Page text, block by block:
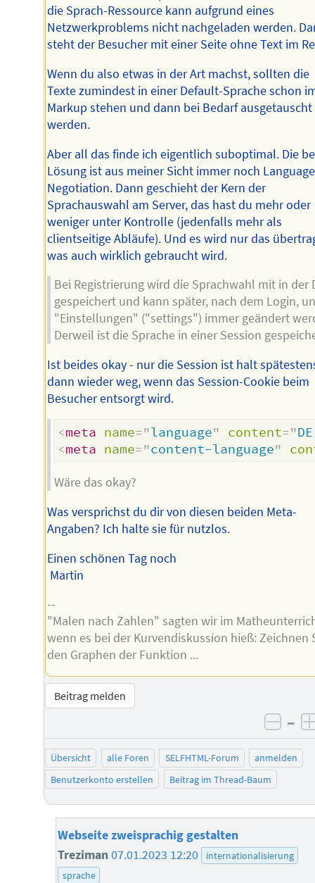
die Sprach-Ressource kann aufgrund eines
Netzwerkproblems nicht nachgeladen werden.
steht der Besucher mit einer Seite ohne Text im
Wenn du also etwas in der Art machst, sollten die
Texte zumindest in einer Default-Sprache schon
Markup stehen und dann bei Bedarf ausgetauscht
werden.
Aber all das finde ich eigentlich suboptimal. Die
Lösung ist aus meiner Sicht immer noch Language
Negotiation. Dann geschieht der Kern der
Sprachauswahl am Server, das hast du mehr oder
weniger unter Kontrolle (jedenfalls mehr als
clientseitige Abläufe). Und es wird nur das
was auch wirklich gebraucht wird.
Bei Registrierung wird die Sprachwahl mit in der
gespeichert und kann später, nach dem Login,
"Einstellungen" ("settings") immer geändert
Derweil ist die Sprache in einer Session
Ist beides okay - nur die Session ist halt
dann wieder weg, wenn das Session-Cookie beim
Besucher entsorgt wird.
<meta name="language" content="
<meta name="content-language"
Wäre das okay?
Was versprichst du dir von diesen beiden Meta-
Angaben? Ich halte sie für nutzlos.
Einen schönen Tag noch
Martin
--
"Malen nach Zahlen" sagten wir im
wenn es bei der Kurvendiskussion hieß: Zeichnen
den Graphen der Funktion ...
Beitrag melden
–
Übersicht alle Foren SELFHTML-Forum
anmelden
Benutzerkonto erstellen
Beitrag im Thread-Baum
Webseite zweisprachig gestalten
Treziman07.01.2023 12:20
internationalisierung
sprache